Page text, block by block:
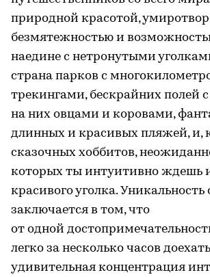
природной красотой,
безмятежностью и
наедине с нетронутыми
страна парков с
трекингами, бескрайних полей
на них овцами и коровами,
длинных и красивых пляжей, и,
сказочных хоббитов,
которых ты интуитивно ждешь
красивого уголка. Уникальность
заключается в том, что
от одной
легко за несколько часов
удивительная концентрация